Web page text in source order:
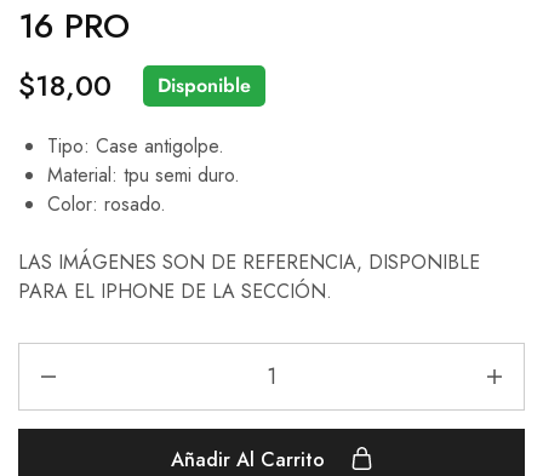
16 PRO
$18,00 Disponible
Tipo: Case antigolpe.
Material: tpu semi duro.
Color: rosado.
LAS IMÁGENES SON DE REFERENCIA, DISPONIBLE
PARA EL IPHONE DE LA SECCIÓN.
Añadir Al Carrito